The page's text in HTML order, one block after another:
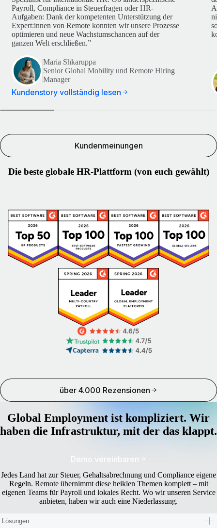
Payroll, Compliance in Steuerfragen oder HR-
Aufgaben: Dank der kompetenten Unterstützung der
Expert:innen von Remote konnten wir unsere Prozesse
optimieren und neue Wachstumschancen auf der
ganzen Welt erschließen.”
Maria Shkaruppa
Senior Global Mobility und Remote Hiring
Manager
Kundenstory vollständig lesen
Kundenmeinungen
Die beste globale HR-Plattform (von euch gewählt)
über 4.000 Rezensionen
Global Employment ist kompliziert. Wir
haben die Infrastruktur, mit der das klappt.
Jedes Land hat zur Steuer, Gehaltsabrechnung und Compliance eigene
Regeln. Remote übernimmt diese heiklen Themen komplett – mit
eigenen Teams für Payroll und lokales Recht. Wo wir unseren Service
anbieten, haben wir auch eine Niederlassung.
Demo vereinbaren
Lösungen